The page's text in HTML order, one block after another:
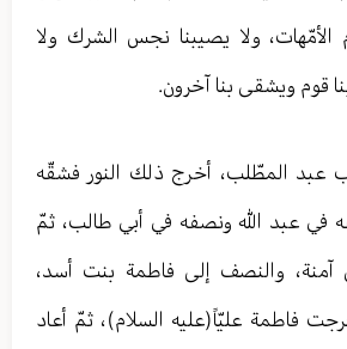
الأمّهات، ولا يصيبنا نجس الشرك ولا
قوم ويشقى بنا آخرون.
عبد المطّلب، أخرج ذلك النور فشقّه
عبد الله ونصفه في أبي طالب، ثمّ
والنصف إلى فاطمة بنت أسد،
فاطمة عليّاً(عليه السلام)، ثمّ أعاد